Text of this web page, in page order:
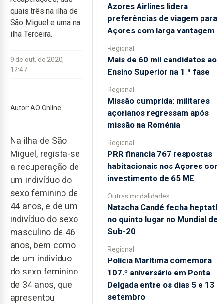
quais três na ilha de
São Miguel e uma na
ilha Terceira.
9 de out. de 2020,
12:47
Autor: AO Online
Na ilha de São
Miguel, regista-se
a recuperação de
um indivíduo do
sexo feminino de
44 anos, e de um
indivíduo do sexo
masculino de 46
anos, bem como
de um indivíduo
do sexo feminino
de 34 anos, que
apresentou
Azores Airlines lidera
preferências de viagem
Açores com larga vantagem
Regional
Mais de 60 mil candidatos ao
Ensino Superior na 1.ª fase
Regional
Missão cumprida: militares
açorianos regressam após
missão na Roménia
Regional
PRR financia 767 respostas
habitacionais nos Açores
investimento de 65 ME
Outras modalidades
Natacha Candé fecha
no quinto lugar no Mundial
Sub-20
Regional
Polícia Marítima comemora
107.º aniversário em Ponta
Delgada entre os dias 5 e 13
setembro